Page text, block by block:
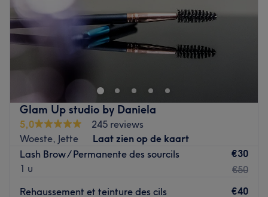
Glam Up studio by Daniela
5,0
245 reviews
Woeste, Jette
Laat zien op de kaart
Lash Brow / Permanente des sourcils
1 u
€30
€50
Rehaussement et teinture des cils
€40